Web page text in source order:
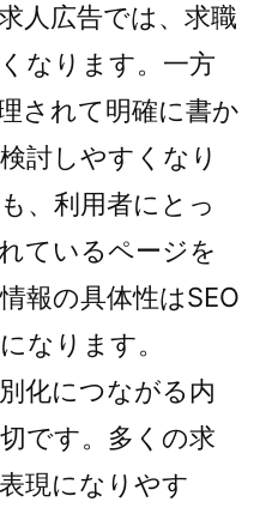
人広告では、求職
なります。一方
されて明確に書か
討しやすくなり
、利用者にとっ
ているページを
報の具体性はSEO
なります。
化につながる内
です。多くの求
現になりやす